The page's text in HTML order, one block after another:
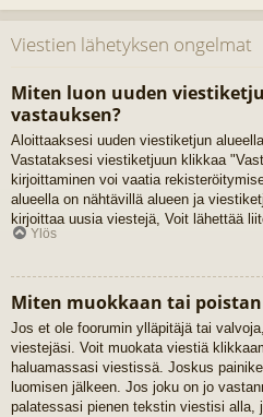
Viestien lähetyksen ongelmat
Miten luon uuden
vastauksen?
Aloittaaksesi uuden viestiketjun
Vastataksesi viestiketjuun klikkaa
kirjoittaminen voi vaatia
alueella on nähtävillä alueen ja
kirjoittaa uusia viestejä, Voit lähettää
Ylös
Miten muokkaan tai
Jos et ole foorumin ylläpitäjä tai
viestejäsi. Voit muokata viestiä
haluamassasi viestissä. Joskus
luomisen jälkeen. Jos joku on jo
palatessasi pienen tekstin viestisi alla,